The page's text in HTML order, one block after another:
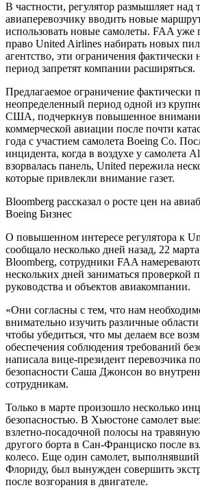
В частности, регулятор размышляет над
авиаперевозчику вводить новые
использовать новые самолеты. FAA уже
право United Airlines набирать новых
агентство, эти ограничения фактически
период запретят компании расширяться.
Предлагаемое ограничение фактически
неопределенный период одной из
США, подчеркнув повышенное
коммерческой авиации после почти
года с участием самолета Boeing Co.
инцидента, когда в воздухе у самолета
взорвалась панель, United пережила
которые привлекли внимание газет.
Bloomberg рассказал о росте цен на
Boeing Бизнес
О повышенном интересе регулятора к
сообщало несколько дней назад, 22
Bloomberg, сотрудники FAA
нескольких дней заниматься проверкой
руководства и объектов авиакомпании.
«Они согласны с тем, что нам
внимательно изучить различные
чтобы убедиться, что мы делаем все
обеспечения соблюдения требований
написала вице-президент перевозчика
безопасности Саша Джонсон во
сотрудникам.
Только в марте произошло несколько
безопасностью. В Хьюстоне самолет
взлетно-посадочной полосы на
другого борта в Сан-Франциско после
колесо. Еще один самолет,
Флориду, был вынужден совершить
после возгорания в двигателе.